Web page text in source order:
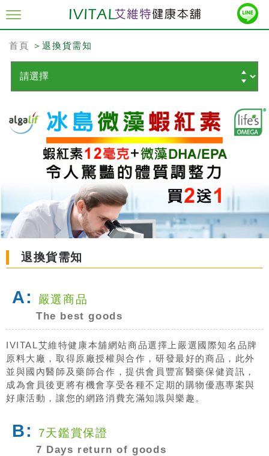
首頁 ＞退換貨需知
退換貨需知
A: 嚴選商品
The best goods
IVITAL艾維特健康本舖網站商品選擇上嚴選國際知名品牌
原料大廠，取得原廠授權與合作，研發最好的商品，此外
並與國內醫師及藥師合作，提供會員豐富醫藥保健資訊，
成為會員後更將有機會享受各種不定期的購物優惠專案與
好康活動，讓您的網路消費充滿知識與樂趣。
B: 7天鑑賞保證
7 Days return of goods